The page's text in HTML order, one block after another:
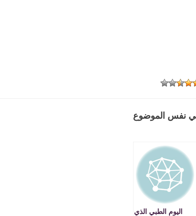
نفس الموضوع
اليوم الطبي الذي